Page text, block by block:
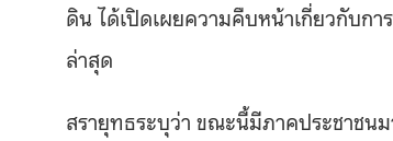
ดิน ได้เปิดเผยความคืบหน้าเกี่ยวกับก
ล่าสุด
สรายุทธระบุว่า ขณะนี้มีภาคประชาชน